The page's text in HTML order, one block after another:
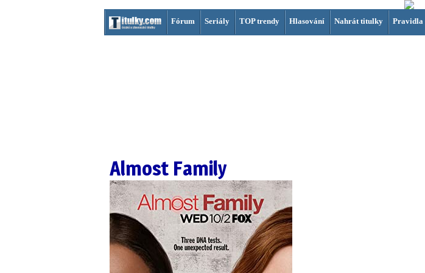
Fórum Seriály TOP trendy Hlasování Nahrát titulky Pravidla
Almost Family